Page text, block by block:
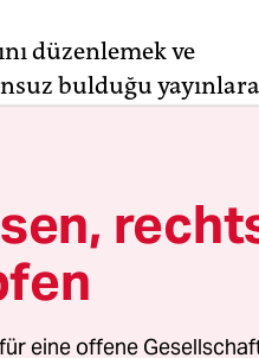
düzenlemek ve
bulduğu yayınlara
üyeleri, mecliste temsil
çoğunluğu AKP-
kanallara verilen
Survivor
eine offene